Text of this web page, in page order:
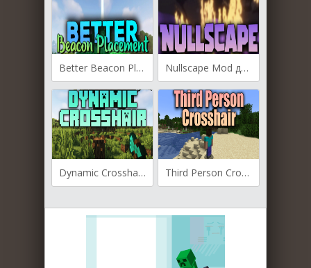
Better Beacon Placement для Майнкрафт [1.20.1, 1.20, 1.19.4] Nullscape Mod для Майнкрафт [1.19.4, 1.19.3, 1.18.2]
Dynamic Crosshair для Майнкрафт [1.19.4, 1.19.3, 1.19.2] Third Person Crosshair для Майнкрафт [1.19.3, 1.19.2, 1.18.2]